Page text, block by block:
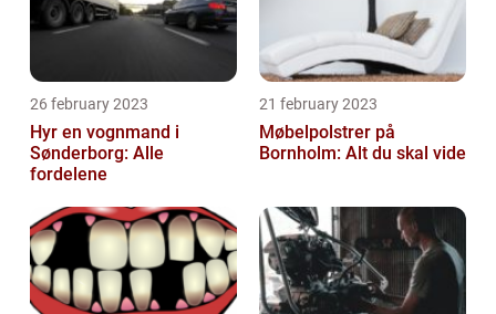
26 february 2023
Hyr en vognmand i
Sønderborg: Alle
fordelene
21 february 2023
Møbelpolstrer på
Bornholm: Alt du skal vide